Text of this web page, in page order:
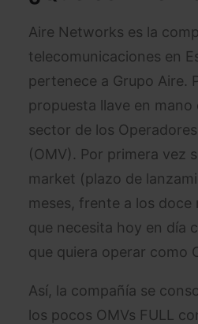
Aire Networks es la
telecomunicaciones en
pertenece a Grupo Aire.
propuesta llave en mano
sector de los
(OMV). Por primera vez
market (plazo de
meses, frente a los doce
que necesita hoy en día
que quiera operar como
Así, la compañía se
los pocos OMVs FULL